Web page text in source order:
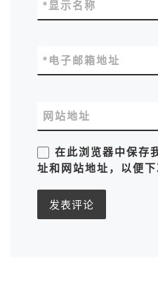
显示名称
*
电子邮箱地址
*
网站地址
在此浏览器中保存
址和网站地址，以便下